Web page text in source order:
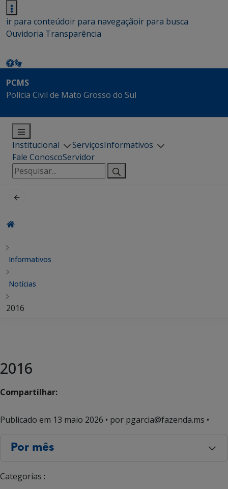
ir para conteúdoir para navegaçãoir para busca
Ouvidoria Transparência
PCMS
Polícia Civil de Mato Grosso do Sul
Institucional ServiçosInformativos
Fale ConoscoServidor
Pesquisar
por:
Informativos
Notícias
2016
2016
Compartilhar:
Publicado em 13 maio 2026 • por pgarcia@fazenda.ms •
Por mês
Categorias :